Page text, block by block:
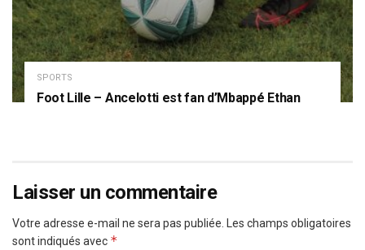
SPORTS
Foot Lille – Ancelotti est fan d’Mbappé Ethan
Laisser un commentaire
Votre adresse e-mail ne sera pas publiée. Les champs obligatoires
sont indiqués avec *